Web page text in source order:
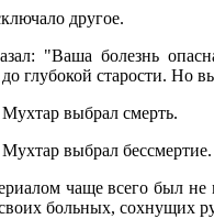
другое.
"Ваша болезнь
глубокой старости. Но
выбрал смерть.
выбрал бессмертие.
чаще всего был не
больных, сохнущих